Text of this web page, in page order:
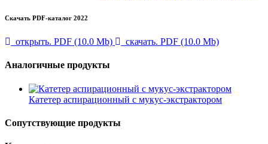
Скачать PDF-каталог 2022
открыть. PDF (10.0 Mb) скачать. PDF (10.0 Mb)
Аналогичные продукты
Катетер аспирационный с мукус-экстрактором
Сопутствующие продукты